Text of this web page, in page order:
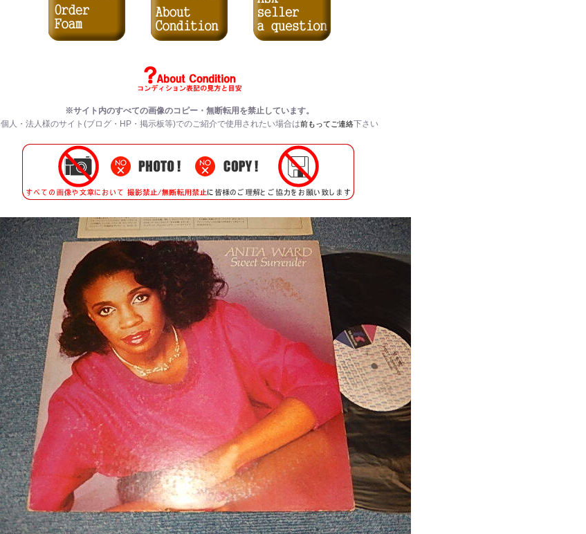
※サイト内のすべての画像のコピー・無断転用を禁止しています。
個人・法人様のサイト(ブログ・HP・掲示板等)でのご紹介で使用されたい場合は前もってご連絡下さい